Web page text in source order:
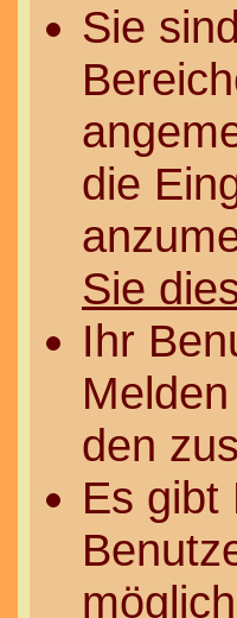
Sie
die
Sie
Ihr
den
Es gibt